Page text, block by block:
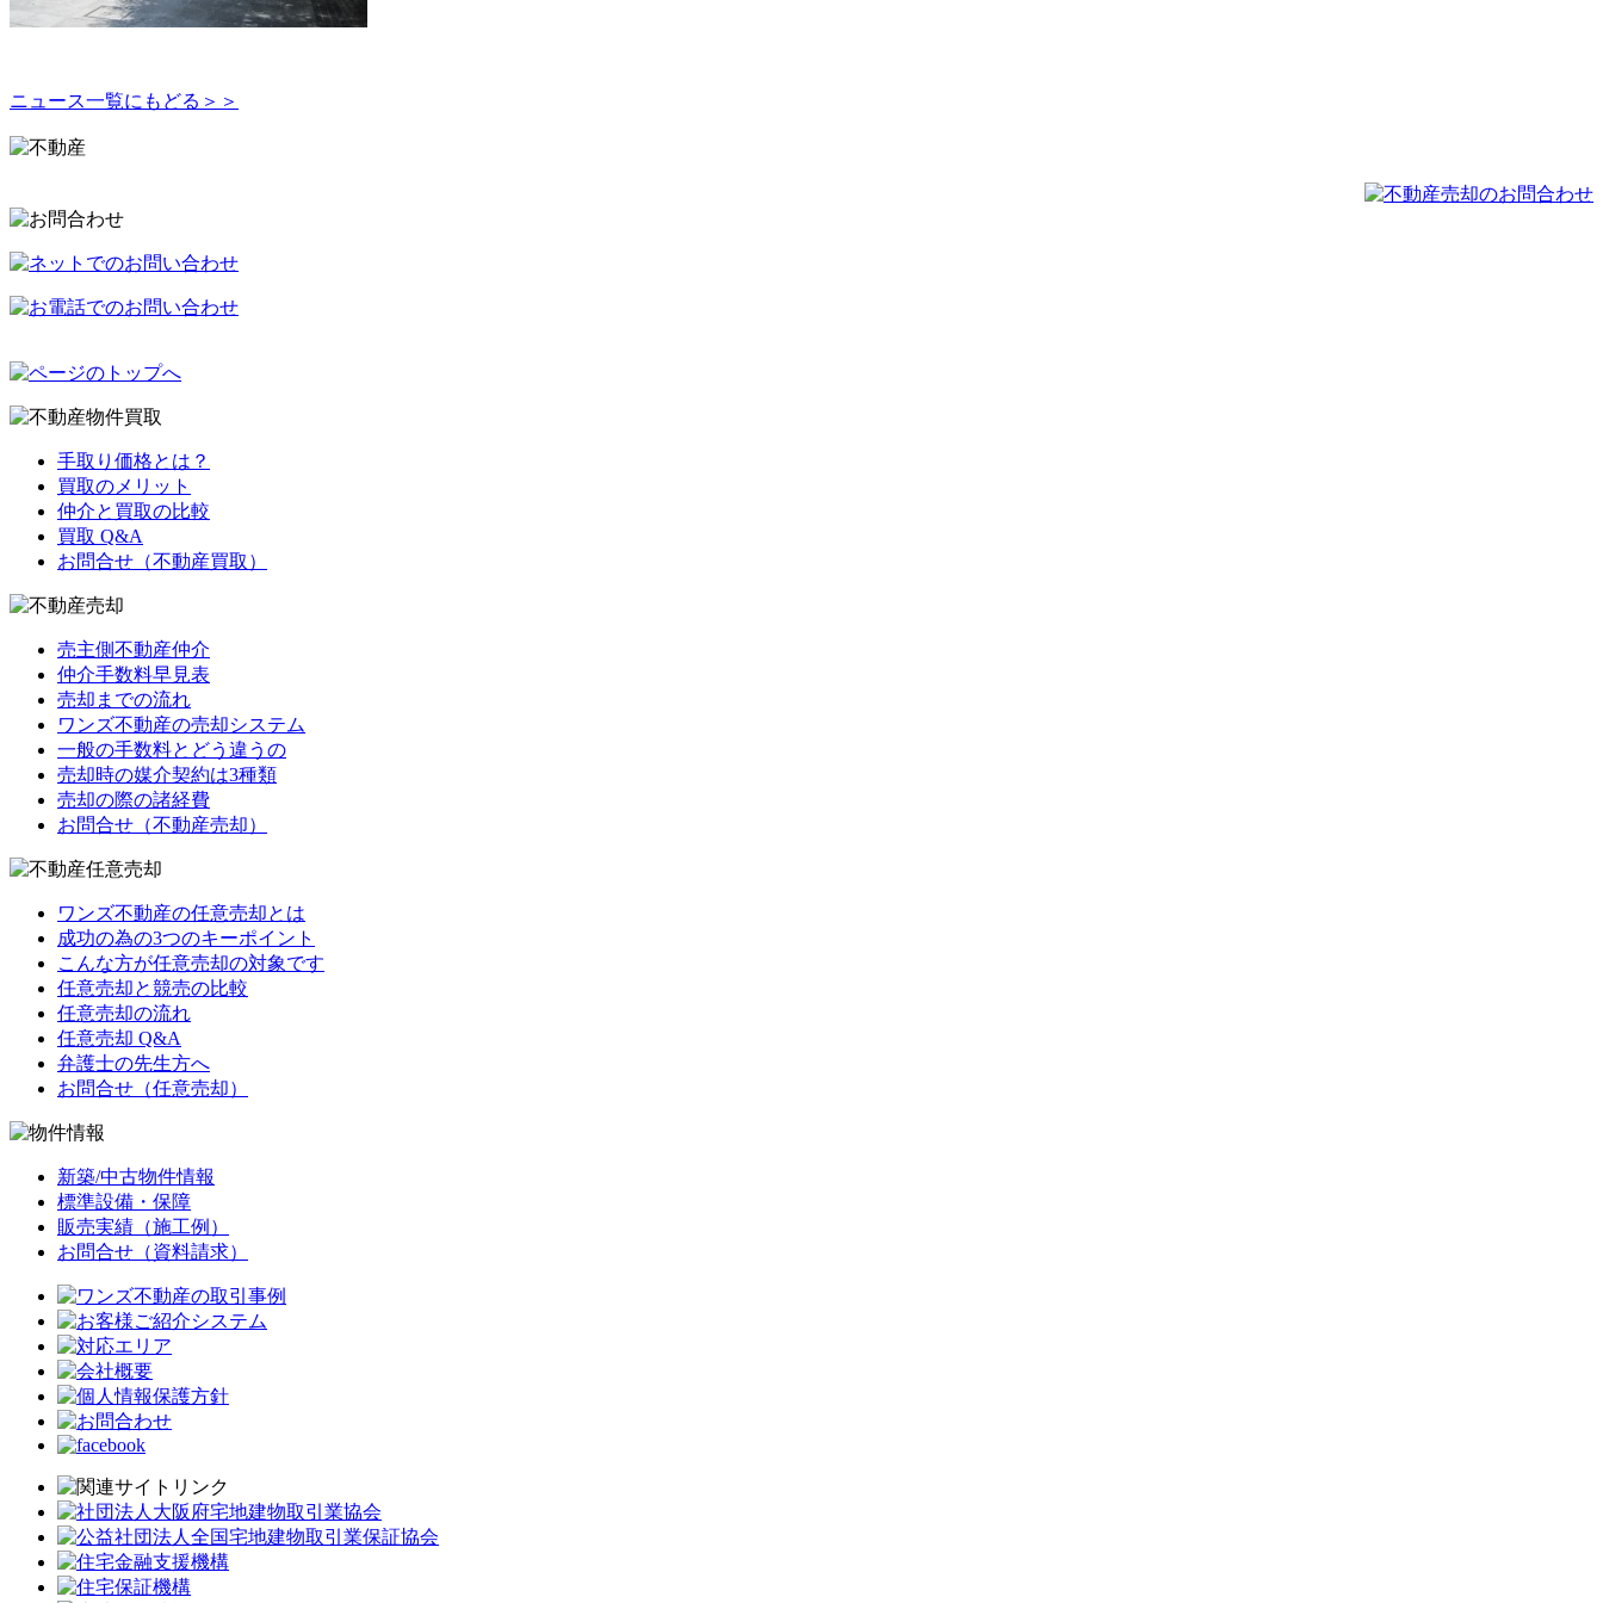
ニュース一覧にもどる＞＞
手取り価格とは？
買取のメリット
仲介と買取の比較
買取 Q&A
お問合せ（不動産買取）
売主側不動産仲介
仲介手数料早見表
売却までの流れ
ワンズ不動産の売却システム
一般の手数料とどう違うの
売却時の媒介契約は3種類
売却の際の諸経費
お問合せ（不動産売却）
ワンズ不動産の任意売却とは
成功の為の3つのキーポイント
こんな方が任意売却の対象です
任意売却と競売の比較
任意売却の流れ
任意売却 Q&A
弁護士の先生方へ
お問合せ（任意売却）
新築/中古物件情報
標準設備・保障
販売実績（施工例）
お問合せ（資料請求）